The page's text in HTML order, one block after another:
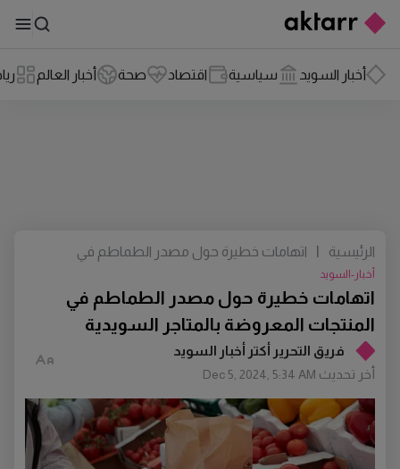
أخبار السويد سياسية اقتصاد صحة أخبار العالم
فريق التحرير أكتر أخبار السويد
أخر تحديث Dec 5, 2024, 5:34 AM
اتهامات خطيرة حول مصدر الطماطم في
المنتجات المعروضة بالمتاجر السويدية
أخبار-السويد
الرئيسية
اتهامات خطيرة حول مصدر الطماطم في